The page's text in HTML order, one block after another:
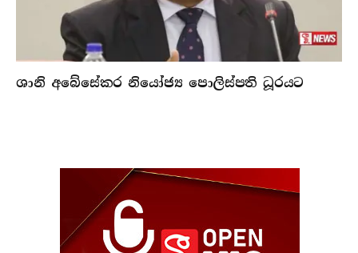
ශානි අබේසේකර නියෝජ්‍ය පොලිස්පති ධූරයට